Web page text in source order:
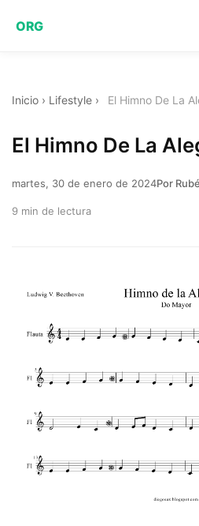
ORG
Inicio › Lifestyle › El Himno De La
El Himno De La
martes, 30 de enero de 2024Por
9 min de lectura